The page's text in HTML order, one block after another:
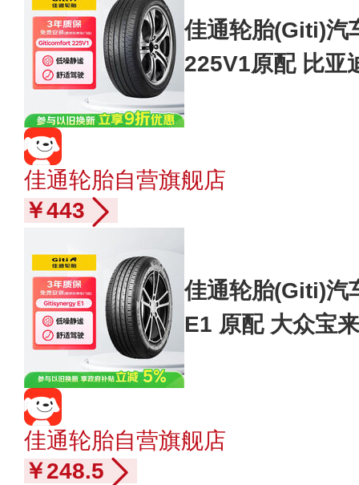
佳通轮胎(Giti)汽
225V1原配 比亚
佳通轮胎自营旗舰店
￥443
佳通轮胎(Giti)汽
E1 原配 大众宝
佳通轮胎自营旗舰店
￥248.5